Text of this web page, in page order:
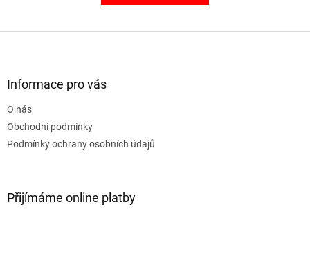
Informace pro vás
O nás
Obchodní podmínky
Podmínky ochrany osobních údajů
Přijímáme online platby